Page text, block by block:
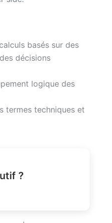
basés sur des
décisions
logique des
termes techniques et
?